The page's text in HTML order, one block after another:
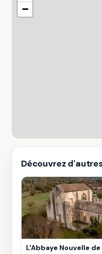
−
Découvrez
L'Abbaye Nouvelle